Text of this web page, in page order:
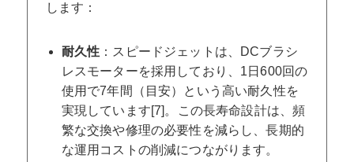
します：
耐久性 ：スピードジェットは、DCブラシ
レスモーターを採用しており、1日600回の
使用で7年間（目安）という高い耐久性を
実現しています[7]。この長寿命設計は、頻
繁な交換や修理の必要性を減らし、長期的
な運用コストの削減につながります。